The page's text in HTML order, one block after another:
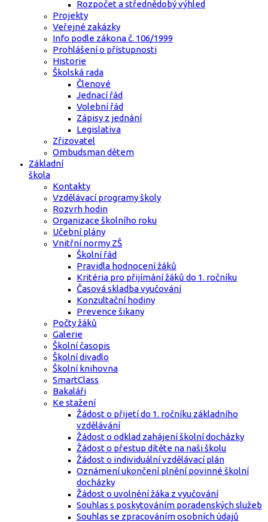
Rozpočet a střednědobý výhled
Projekty
Veřejné zakázky
Info podle zákona č. 106/1999
Prohlášení o přístupnosti
Historie
Školská rada
Členové
Jednací řád
Volební řád
Zápisy z jednání
Legislativa
Zřizovatel
Ombudsman dětem
Základní
škola
Kontakty
Vzdělávací programy školy
Rozvrh hodin
Organizace školního roku
Učební plány
Vnitřní normy ZŠ
Školní řád
Pravidla hodnocení žáků
Kritéria pro přijímání žáků do 1. ročníku
Časová skladba vyučování
Konzultační hodiny
Prevence šikany
Počty žáků
Galerie
Školní časopis
Školní divadlo
Školní knihovna
SmartClass
Bakaláři
Ke stažení
Žádost o přijetí do 1. ročníku základního
vzdělávání
Žádost o odklad zahájení školní docházky
Žádost o přestup dítěte na naši školu
Žádost o individuální vzdělávací plán
Oznámení ukončení plnění povinné školní
docházky
Žádost o uvolnění žáka z vyučování
Souhlas s poskytováním poradenských služeb
Souhlas se zpracováním osobních údajů